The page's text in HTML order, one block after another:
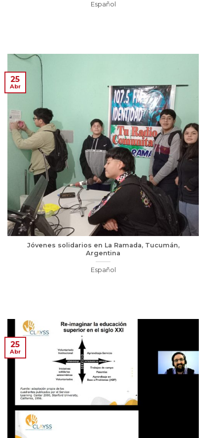
Español
Jóvenes solidarios en La Ramada, Tucumán,
Argentina
Español
25
Abr
25
Abr